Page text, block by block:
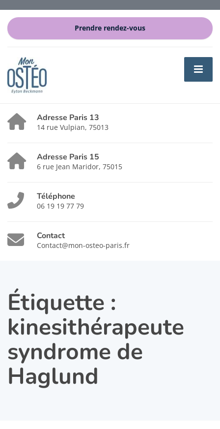
Prendre rendez-vous
Adresse Paris 13
14 rue Vulpian, 75013
Adresse Paris 15
6 rue Jean Maridor, 75015
Téléphone
06 19 19 77 79
Contact
Contact@mon-osteo-paris.fr
Étiquette :
kinesithérapeute
syndrome de
Haglund